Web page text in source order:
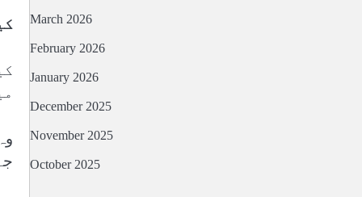
March 2026
February 2026
January 2026
December 2025
November 2025
October 2025